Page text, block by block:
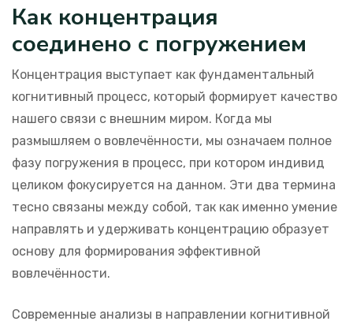
Как концентрация
соединено с погружением
Концентрация выступает как фундаментальный
когнитивный процесс, который формирует качество
нашего связи с внешним миром. Когда мы
размышляем о вовлечённости, мы означаем полное
фазу погружения в процесс, при котором индивид
целиком фокусируется на данном. Эти два термина
тесно связаны между собой, так как именно умение
направлять и удерживать концентрацию образует
основу для формирования эффективной
вовлечённости.
Современные анализы в направлении когнитивной